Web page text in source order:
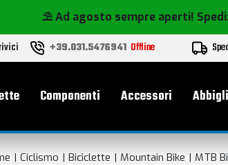
⛱️ Ad agosto sempre aperti!
+39.031.5476941 Offline
Componenti Accessori
Ciclismo Biciclette Mountain Bike MTB